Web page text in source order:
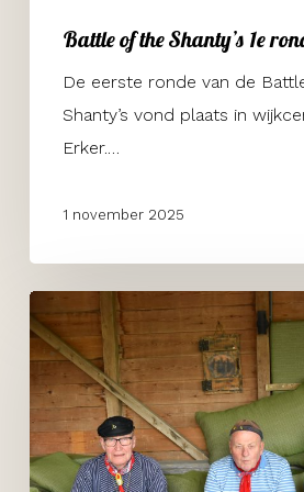
Battle of the Shanty’s 1e
De eerste ronde van de
Shanty’s vond plaats in
Erker.…
1 november 2025
Zorgboerderij
Weidelicht